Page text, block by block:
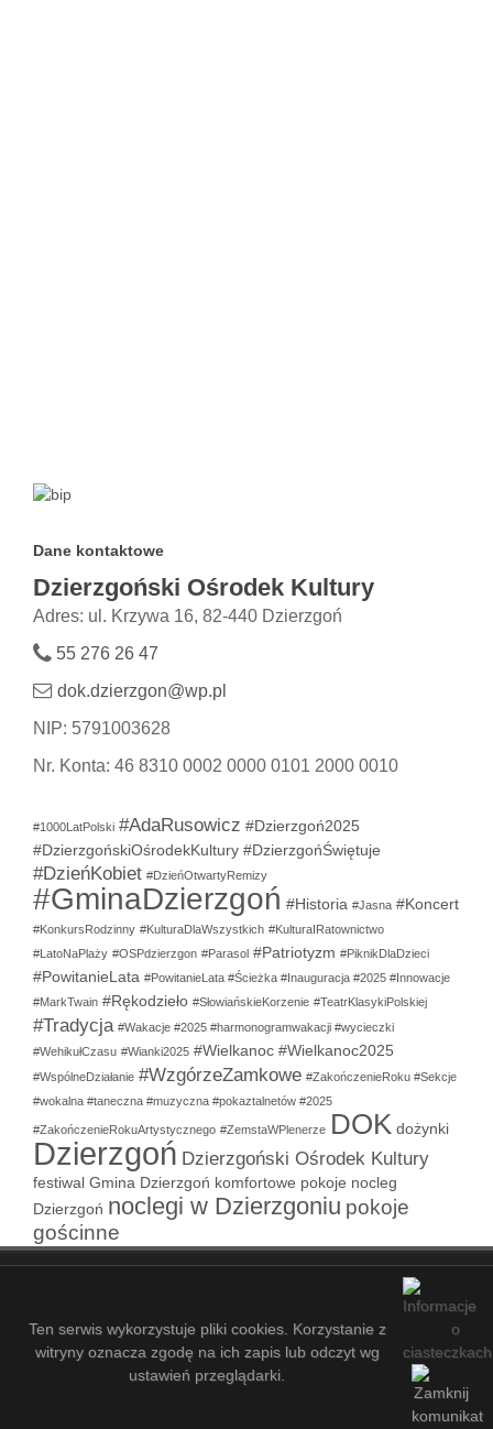
Dane kontaktowe
Dzierzgoński Ośrodek Kultury
Adres: ul. Krzywa 16, 82-440 Dzierzgoń
55 276 26 47
dok.dzierzgon@wp.pl
NIP: 5791003628
Nr. Konta: 46 8310 0002 0000 0101 2000 0010
#1000LatPolski #AdaRusowicz #Dzierzgoń2025
#DzierzgońskiOśrodekKultury #DzierzgońŚwiętuje
#DzieńKobiet #DzieńOtwartyRemizy
#GminaDzierzgoń #Historia #Jasna #Koncert
#KonkursRodzinny #KulturaDlaWszystkich #KulturaIRatownictwo
#LatoNaPlaży #OSPdzierzgon #Parasol #Patriotyzm #PiknikDlaDzieci
#PowitanieLata #PowitanieLata #Ścieżka #Inauguracja #2025 #Innowacje
#MarkTwain #Rękodzieło #SłowiańskieKorzenie #TeatrKlasykiPolskiej
#Tradycja #Wakacje #2025 #harmonogramwakacji #wycieczki
#WehikułCzasu #Wianki2025 #Wielkanoc #Wielkanoc2025
#WspólneDziałanie #WzgórzeZamkowe #ZakończenieRoku #Sekcje
#wokalna #taneczna #muzyczna #pokaztalnetów #2025
#ZakończenieRokuArtystycznego #ZemstaWPlenerze DOK dożynki
Dzierzgoń Dzierzgoński Ośrodek Kultury
festiwal Gmina Dzierzgoń komfortowe pokoje nocleg
Dzierzgoń noclegi w Dzierzgoniu pokoje
gościnne
COPYRIGHT © 2021-2026 - DZIERZGOŃSKI OŚRODEK KULTURY
Ten serwis wykorzystuje pliki cookies. Korzystanie z
witryny oznacza zgodę na ich zapis lub odczyt wg
ustawień przeglądarki.